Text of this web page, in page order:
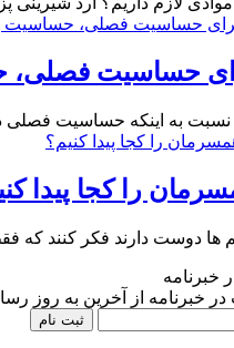
حساسیت فصلی،
نسبت به اینکه حساسیت فصلی
را کجا پیدا
ها دوست دارند فکر کنند که
خبرنامه
خبرنامه از آخرین به روز